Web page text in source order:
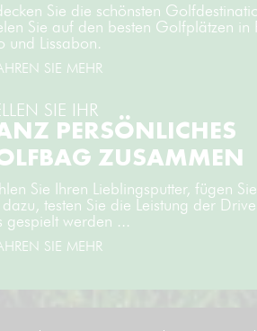
Sie die schönsten
Sie auf den besten Golfplätzen in
und Lissabon.
SIE MEHR
SIE IHR
PERSÖNLICHES
ZUSAMMEN
Sie Ihren Lieblingsputter, fügen
dazu, testen Sie die Leistung der
gespielt werden ...
SIE MEHR